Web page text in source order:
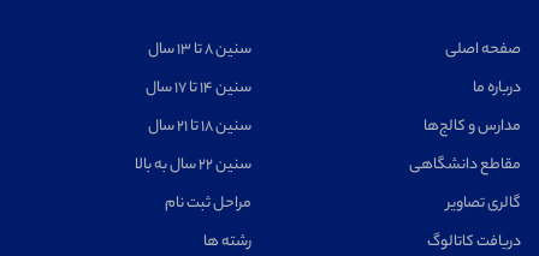
اخترفیزیک مشاهده
صفحه اصلی
درباره ما
مدارس و کالج‌ها
مقاطع دانشگاهی
گالری تصاویر
دریافت کاتالوگ
سنین ۸ تا ۱۳ سال
سنین ۱۴ تا ۱۷ سال
سنین ۱۸ تا ۲۱ سال
سنین ۲۲ سال به بالا
مراحل ثبت نام
رشته ها